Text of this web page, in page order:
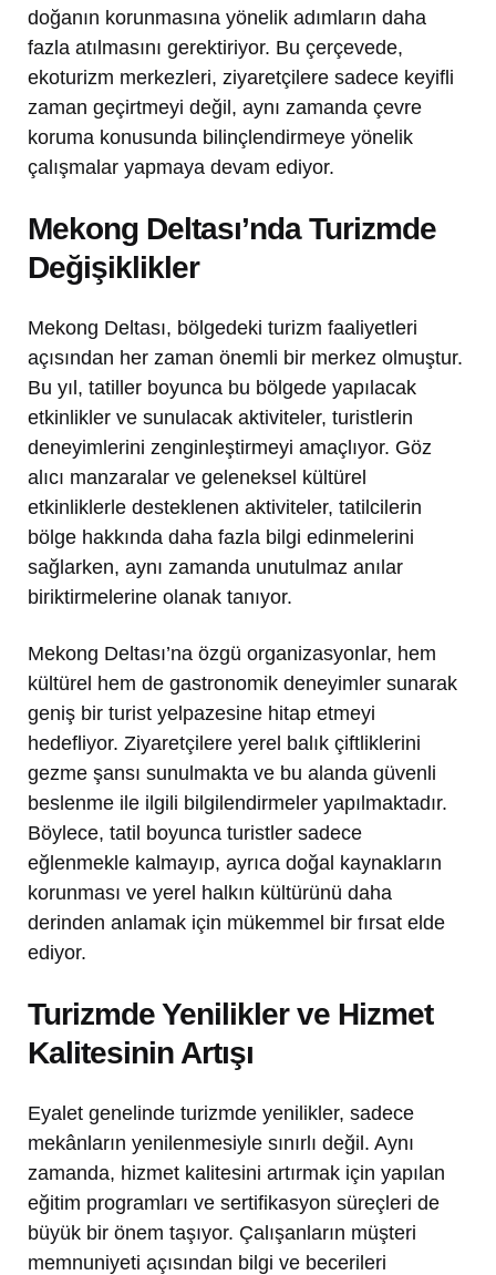
doğanın korunmasına yönelik adımların daha
fazla atılmasını gerektiriyor. Bu çerçevede,
ekoturizm merkezleri, ziyaretçilere sadece keyifli
zaman geçirtmeyi değil, aynı zamanda çevre
koruma konusunda bilinçlendirmeye yönelik
çalışmalar yapmaya devam ediyor.
Mekong Deltası’nda Turizmde
Değişiklikler
Mekong Deltası, bölgedeki turizm faaliyetleri
açısından her zaman önemli bir merkez olmuştur.
Bu yıl, tatiller boyunca bu bölgede yapılacak
etkinlikler ve sunulacak aktiviteler, turistlerin
deneyimlerini zenginleştirmeyi amaçlıyor. Göz
alıcı manzaralar ve geleneksel kültürel
etkinliklerle desteklenen aktiviteler, tatilcilerin
bölge hakkında daha fazla bilgi edinmelerini
sağlarken, aynı zamanda unutulmaz anılar
biriktirmelerine olanak tanıyor.
Mekong Deltası’na özgü organizasyonlar, hem
kültürel hem de gastronomik deneyimler sunarak
geniş bir turist yelpazesine hitap etmeyi
hedefliyor. Ziyaretçilere yerel balık çiftliklerini
gezme şansı sunulmakta ve bu alanda güvenli
beslenme ile ilgili bilgilendirmeler yapılmaktadır.
Böylece, tatil boyunca turistler sadece
eğlenmekle kalmayıp, ayrıca doğal kaynakların
korunması ve yerel halkın kültürünü daha
derinden anlamak için mükemmel bir fırsat elde
ediyor.
Turizmde Yenilikler ve Hizmet
Kalitesinin Artışı
Eyalet genelinde turizmde yenilikler, sadece
mekânların yenilenmesiyle sınırlı değil. Aynı
zamanda, hizmet kalitesini artırmak için yapılan
eğitim programları ve sertifikasyon süreçleri de
büyük bir önem taşıyor. Çalışanların müşteri
memnuniyeti açısından bilgi ve becerileri